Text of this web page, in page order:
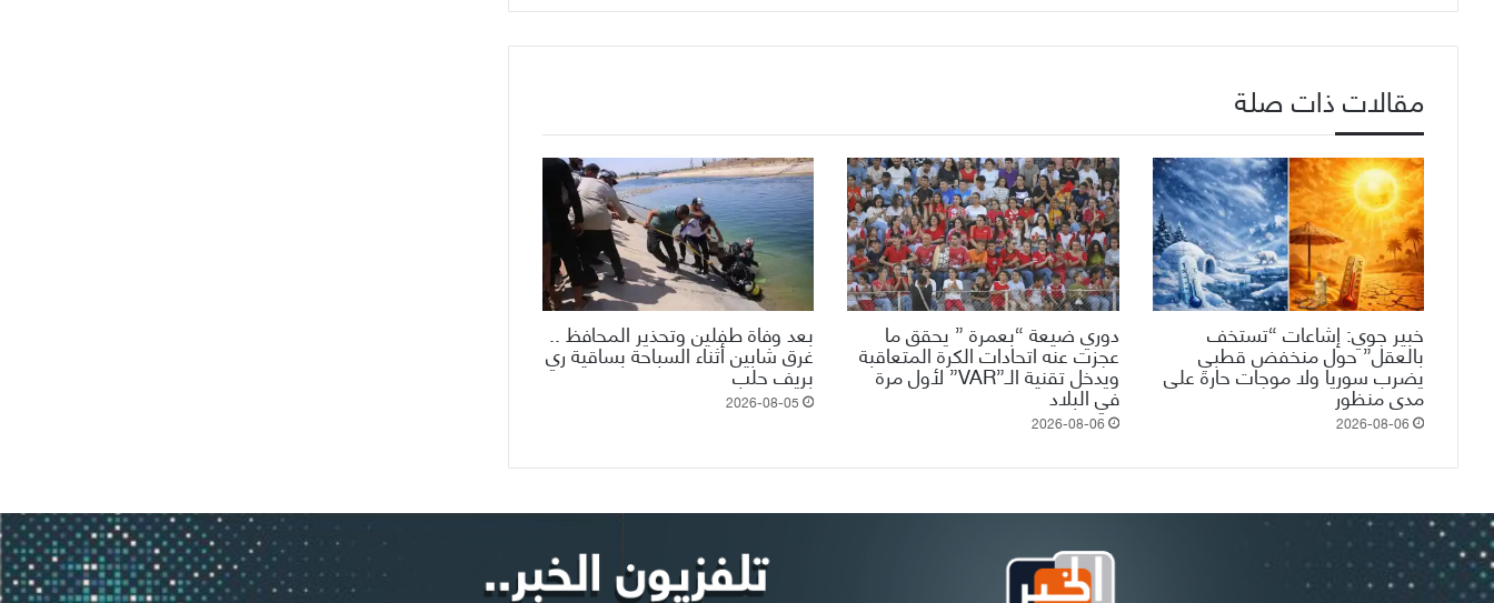
مقالات ذات صلة
خبير جوي: إشاعات “تستخف
بالعقل” حول منخفض قطبي
يضرب سوريا ولا موجات حارة على
مدى منظور
2026-08-06
دوري ضيعة “بعمرة ” يحقق ما
عجزت عنه اتحادات الكرة المتعاقبة
ويدخل تقنية الـ”VAR” لأول مرة
في البلاد
2026-08-06
بعد وفاة طفلين وتحذير المحافظ ..
غرق شابين أثناء السباحة بساقية ري
بريف حلب
2026-08-05